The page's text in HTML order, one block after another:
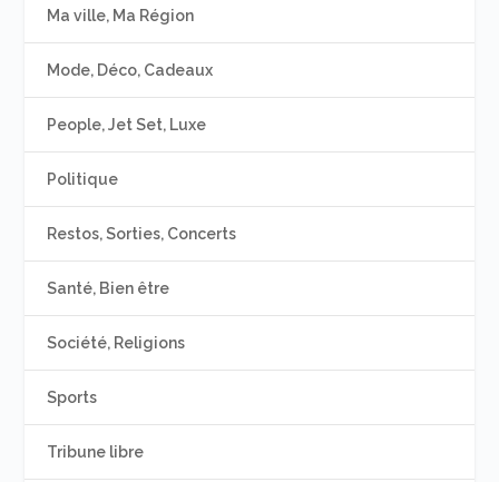
Ma ville, Ma Région
Mode, Déco, Cadeaux
People, Jet Set, Luxe
Politique
Restos, Sorties, Concerts
Santé, Bien être
Société, Religions
Sports
Tribune libre